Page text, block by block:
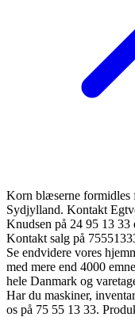
Korn blæserne formidles
Sydjylland. Kontakt
Knudsen på 24 95 13
Kontakt salg på
Se endvidere vores
med mere end 4000
hele Danmark og
Har du maskiner,
os på 75 55 13 33.